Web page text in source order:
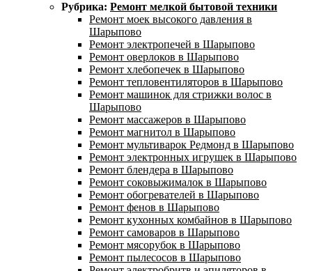
Рубрика: Ремонт мелкой бытовой техники
Ремонт моек высокого давления в
Шарыпово
Ремонт электропечей в Шарыпово
Ремонт оверлоков в Шарыпово
Ремонт хлебопечек в Шарыпово
Ремонт тепловентиляторов в Шарыпово
Ремонт машинок для стрижки волос в
Шарыпово
Ремонт массажеров в Шарыпово
Ремонт магнитол в Шарыпово
Ремонт мультиварок Редмонд в Шарыпово
Ремонт электронных игрушек в Шарыпово
Ремонт блендера в Шарыпово
Ремонт соковыжималок в Шарыпово
Ремонт обогревателей в Шарыпово
Ремонт фенов в Шарыпово
Ремонт кухонных комбайнов в Шарыпово
Ремонт самоваров в Шарыпово
Ремонт мясорубок в Шарыпово
Ремонт пылесосов в Шарыпово